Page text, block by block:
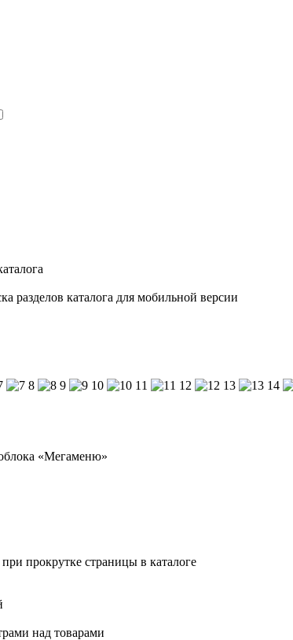
разделов каталога для мобильной версии
8 9 10 11 12 13 14
«Мегаменю»
прокрутке страницы в каталоге
над товарами